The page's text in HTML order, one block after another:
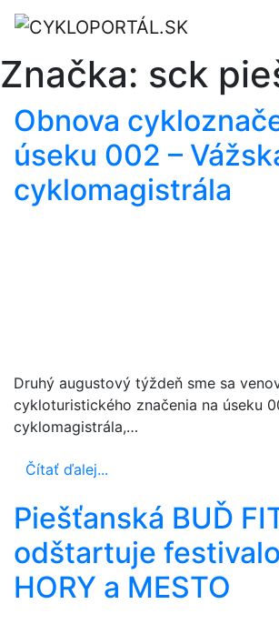
Značka: sck
Obnova
úseku 002 –
cyklomagistrála
Druhý augustový týždeň sme sa
cykloturistického značenia na úseku
cyklomagistrála,…
Čítať ďalej...
Piešťanská BUĎ
odštartuje
HORY a MESTO